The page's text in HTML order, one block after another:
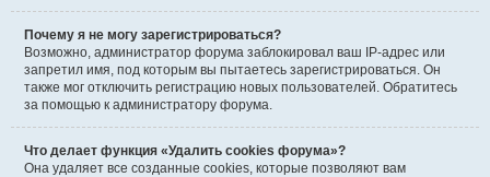
Почему я не могу зарегистрироваться?
Возможно, администратор форума заблокировал ваш IP-адрес или
запретил имя, под которым вы пытаетесь зарегистрироваться. Он
также мог отключить регистрацию новых пользователей. Обратитесь
за помощью к администратору форума.
Что делает функция «Удалить cookies форума»?
Она удаляет все созданные cookies, которые позволяют вам